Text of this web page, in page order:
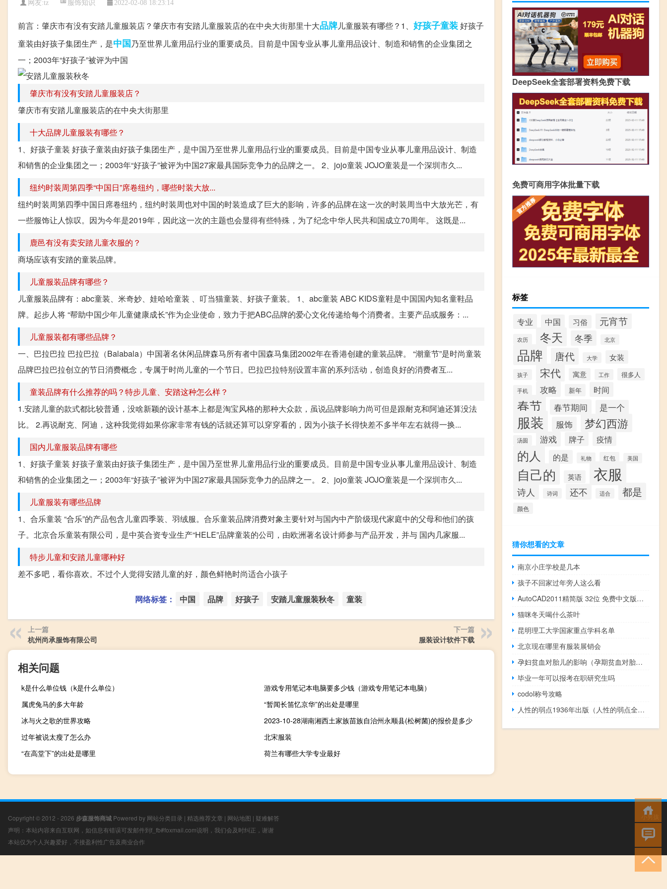
网友:tz 2022-02-08 18:23:14
前言：肇庆市有没有安踏儿童服装店？肇庆市有安踏儿童服装店的在中央大街那里十大品牌儿童服装有哪些？1、 好孩子童装好孩子
童装由好孩子集团生产，是中国乃至世界儿童用品行业的重要成员。目前是中国专业从事儿童用品设计、制造和销售的企业集团之
一；2003年“好孩子”被评为中国
肇庆市有没有安踏儿童服装店？
肇庆市有安踏儿童服装店的在中央大街那里
十大品牌儿童服装有哪些？
1、好孩子童装 好孩子童装由好孩子集团生产，是中国乃至世界儿童用品行业的重要成员。目前是中国专业从事儿童用品设计、制造
和销售的企业集团之一；2003年“好孩子”被评为中国27家最具国际竞争力的品牌之一。 2、jojo童装 JOJO童装是一个深圳市久...
纽约时装周第四季“中国日”席卷纽约，哪些时装大放...
纽约时装周第四季中国日席卷纽约，纽约时装周也对中国的时装造成了巨大的影响，许多的品牌在这一次的时装周当中大放光芒，有
一些服饰让人惊叹。因为今年是2019年，因此这一次的主题也会显得有些特殊，为了纪念中华人民共和国成立70周年。 这既是...
鹿邑有没有卖安踏儿童衣服的？
商场应该有安踏的童装品牌。
儿童服装品牌有哪些？
儿童服装品牌有：abc童装、米奇妙、娃哈哈童装 、叮当猫童装、好孩子童装。 1、abc童装 ABC KIDS童鞋是中国国内知名童鞋品
牌。起步人将 “帮助中国少年儿童健康成长”作为企业使命，致力于把ABC品牌的爱心文化传递给每个消费者。主要产品或服务：...
儿童服装都有哪些品牌？
一、巴拉巴拉 巴拉巴拉（Balabala）中国著名休闲品牌森马所有者中国森马集团2002年在香港创建的童装品牌。 “潮童节”是时尚童装
品牌巴拉巴拉创立的节日消费概念，专属于时尚儿童的一个节日。巴拉巴拉特别设置丰富的系列活动，创造良好的消费者互...
童装品牌有什么推荐的吗？特步儿童、安踏这种怎么样？
1.安踏儿童的款式都比较普通，没啥新颖的设计基本上都是淘宝风格的那种大众款，虽说品牌影响力尚可但是跟耐克和阿迪还算没法
比。 2.再说耐克、阿迪，这种我觉得如果你家非常有钱的话就还算可以穿穿看的，因为小孩子长得快差不多半年左右就得一换...
国内儿童服装品牌有哪些
1、好孩子童装 好孩子童装由好孩子集团生产，是中国乃至世界儿童用品行业的重要成员。目前是中国专业从事儿童用品设计、制造
和销售的企业集团之一；2003年“好孩子”被评为中国27家最具国际竞争力的品牌之一。 2、jojo童装 JOJO童装是一个深圳市久...
儿童服装有哪些品牌
1、合乐童装 “合乐”的产品包含儿童四季装、羽绒服。合乐童装品牌消费对象主要针对与国内中产阶级现代家庭中的父母和他们的孩
子。北京合乐童装有限公司，是中英合资专业生产“HELE”品牌童装的公司，由欧洲著名设计师参与产品开发，并与 国内几家服...
特步儿童和安踏儿童哪种好
差不多吧，看你喜欢。不过个人觉得安踏儿童的好，颜色鲜艳时尚适合小孩子
网络标签： 中国 品牌 好孩子 安踏儿童服装秋冬 童装
上一篇
杭州尚承服饰有限公司
下一篇
服装设计软件下载
相关问题
k是什么单位钱（k是什么单位）
游戏专用笔记本电脑要多少钱（游戏专用笔记本电脑）
属虎兔马的多大年龄
“暂闻长笛忆京华”的出处是哪里
冰与火之歌的世界攻略
2023-10-28湖南湘西土家族苗族自治州永顺县(松树菌)的报价是多少
过年被说太瘦了怎么办
北宋服装
“在高堂下”的出处是哪里
荷兰有哪些大学专业最好
DeepSeek全套部署资料免费下载
免费可商用字体批量下载
标签
专业 中国 习俗 元宵节
农历 冬天 冬季 北京
品牌 唐代 大学 女装
孩子 宋代 寓意 工作 很多人
手机 攻略 新年 时间
春节 春节期间 是一个
服装 服饰 梦幻西游
汤圆 游戏 牌子 疫情
的人 的是 礼物 红包 美国
自己的 英语 衣服
诗人 诗词 还不 适合 都是
颜色
猜你想看的文章
南京小庄学校是几本
孩子不回家过年旁人这么看
AutoCAD2011精简版 32位 免费中文版（AutoCAD2011精简版 32位 免费中文版功能简介）
猫咪冬天喝什么茶叶
昆明理工大学国家重点学科名单
北京现在哪里有服装展销会
孕妇贫血对胎儿的影响（孕期贫血对胎儿的危害 孕妇贫血对胎儿有什么影响）
毕业一年可以报考在职研究生吗
codol称号攻略
人性的弱点1936年出版（人性的弱点全集-2011年中国华侨出版社出版的图书简介）
Copyright © 2012 - 2026 步森服饰商城 Powered by 网站分类目录 | 精选推荐文章 | 网站地图 | 疑难解答
声明：本站内容来自互联网，如信息有错误可发邮件到f_fb#foxmail.com说明，我们会及时纠正，谢谢
本站仅为个人兴趣爱好，不接盈利性广告及商业合作
小男孩